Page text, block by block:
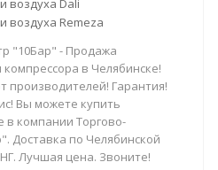
воздуха Dali
воздуха Remeza
"10Бар" - Продажа
в Челябинске!
производителей! Гарантия!
Вы можете купить
в компании Торгово-
Доставка по Челябинской
Лучшая цена. Звоните!